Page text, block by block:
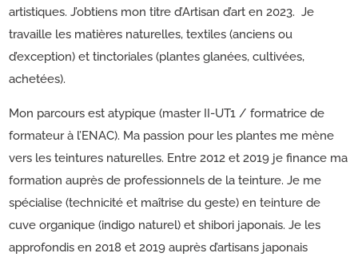
artistiques. J’obtiens mon titre d’Artisan d’art en 2023. Je
travaille les matières naturelles, textiles (anciens ou
d’exception) et tinctoriales (plantes glanées, cultivées,
achetées).
Mon parcours est atypique (master II-UT1 / formatrice de
formateur à l’ENAC). Ma passion pour les plantes me mène
vers les teintures naturelles. Entre 2012 et 2019 je finance ma
formation auprès de professionnels de la teinture. Je me
spécialise (technicité et maîtrise du geste) en teinture de
cuve organique (indigo naturel) et shibori japonais. Je les
approfondis en 2018 et 2019 auprès d’artisans japonais